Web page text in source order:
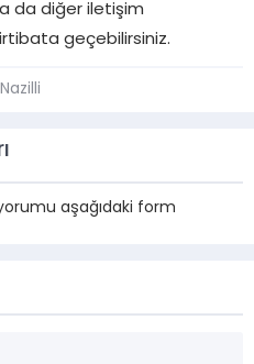
da diğer iletişim
irtibata geçebilirsiniz.
aşağıdaki form